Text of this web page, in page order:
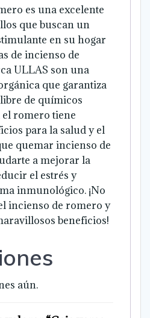
es una excelente
que buscan un
en su hogar
de incienso de
ULLAS son una
que garantiza
de químicos
el romero tiene
para la salud y el
quemar incienso de
a mejorar la
el estrés y
inmunológico. ¡No
incienso de romero y
beneficios!
aún.